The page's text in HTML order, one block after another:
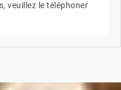
veuillez le téléphoner